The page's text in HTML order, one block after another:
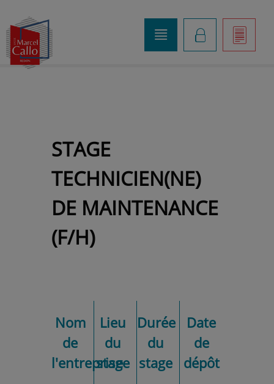
]
K
o
STAGE
TECHNICIEN(NE)
DE MAINTENANCE
(F/H)
Nom
de
l'entreprise
Lieu
du
stage
Durée
du
stage
Date
de
dépôt